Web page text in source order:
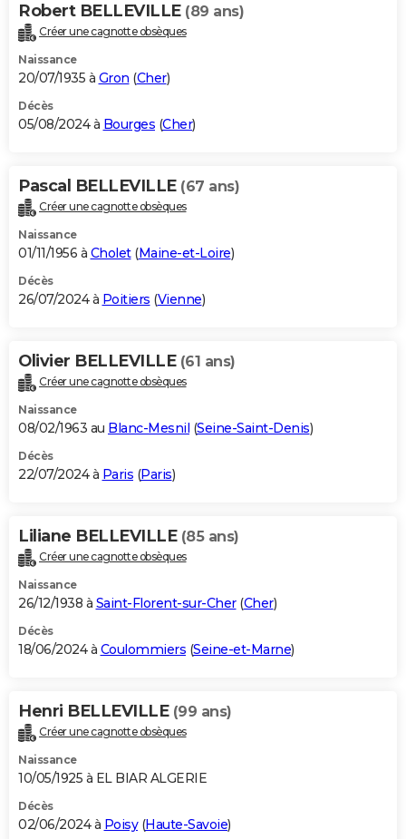
Robert BELLEVILLE (89 ans)
Créer une cagnotte obsèques
Naissance
20/07/1935 à Gron (Cher)
Décès
05/08/2024 à Bourges (Cher)
Pascal BELLEVILLE (67 ans)
Créer une cagnotte obsèques
Naissance
01/11/1956 à Cholet(Maine-et-Loire)
Décès
26/07/2024 à Poitiers (Vienne)
Olivier BELLEVILLE (61 ans)
Créer une cagnotte obsèques
Naissance
08/02/1963 au Blanc-Mesnil (Seine-Saint-Denis)
Décès
22/07/2024 à Paris (Paris)
Liliane BELLEVILLE (85 ans)
Créer une cagnotte obsèques
Naissance
26/12/1938 à Saint-Florent-sur-Cher(Cher)
Décès
18/06/2024 à Coulommiers (Seine-et-Marne)
Henri BELLEVILLE (99 ans)
Créer une cagnotte obsèques
Naissance
10/05/1925 à EL BIAR ALGERIE
Décès
02/06/2024 à Poisy(Haute-Savoie)